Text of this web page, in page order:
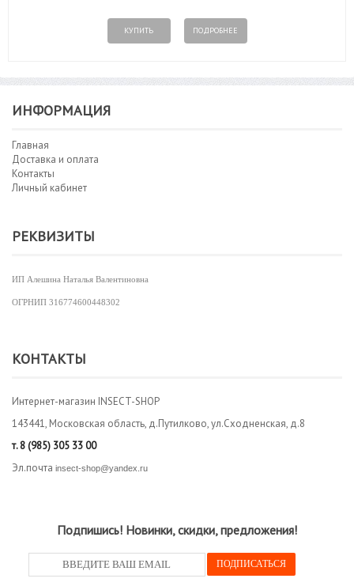
КУПИТЬ ПОДРОБНЕЕ
ИНФОРМАЦИЯ
Главная
Доставка и оплата
Контакты
Личный кабинет
РЕКВИЗИТЫ
ИП Алешина Наталья Валентиновна
ОГРНИП 316774600448302
КОНТАКТЫ
Интернет-магазин INSECT-SHOP
143441, Московская область, д.Путилково, ул.Сходненская, д.8
т.8 (985) 305 33 00
Эл.почта insect-shop@yandex.ru
Подпишись! Новинки, скидки, предложения!